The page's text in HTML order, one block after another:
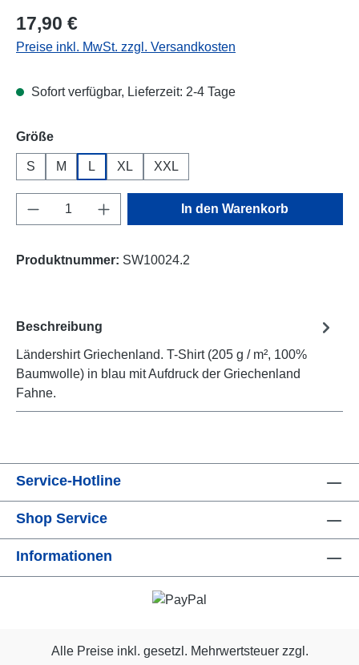
Regulärer Preis:
17,90 €
Preise inkl. MwSt. zzgl. Versandkosten
Sofort verfügbar, Lieferzeit: 2-4 Tage
Größeauswählen
S M L XL XXL
Produkt Anzahl: Gib den gewünschten
In den Warenkorb
Produktnummer: SW10024.2
Beschreibung
Ländershirt Griechenland. T-Shirt (205 g / m², 100%
Baumwolle) in blau mit Aufdruck der Griechenland
Fahne.
Service-Hotline
Shop Service
Informationen
Alle Preise inkl. gesetzl. Mehrwertsteuer zzgl.